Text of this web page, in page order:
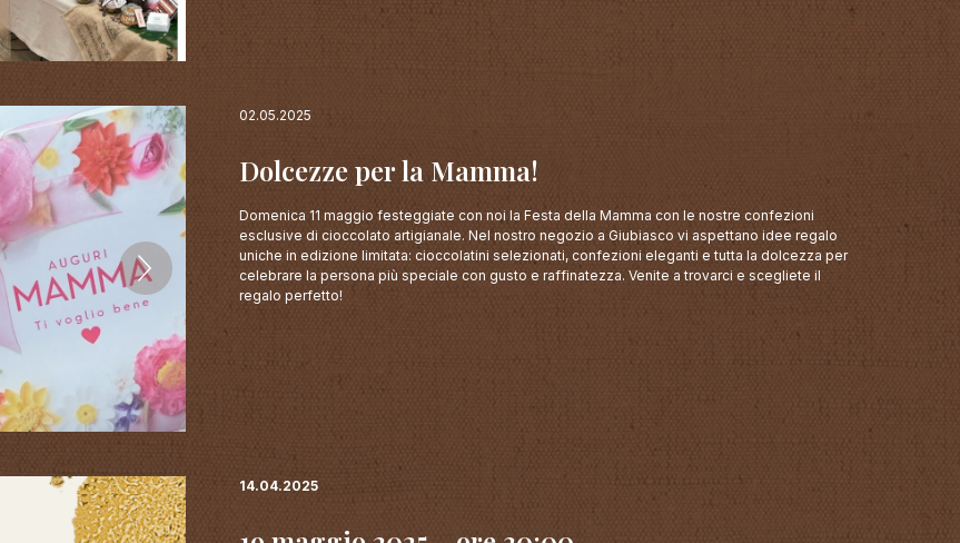
02.05.2025
Dolcezze per la Mamma!
Domenica 11 maggio festeggiate con noi la Festa della Mamma con le nostre confezioni
esclusive di cioccolato artigianale. Nel nostro negozio a Giubiasco vi aspettano idee regalo
uniche in edizione limitata: cioccolatini selezionati, confezioni eleganti e tutta la dolcezza per
celebrare la persona più speciale con gusto e raffinatezza. Venite a trovarci e scegliete il
regalo perfetto!
14.04.2025